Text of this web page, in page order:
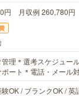
円 月収例 260,780円
管理＊選考スケジュー
ポート＊電話・メー
OK / ブランクOK / 英